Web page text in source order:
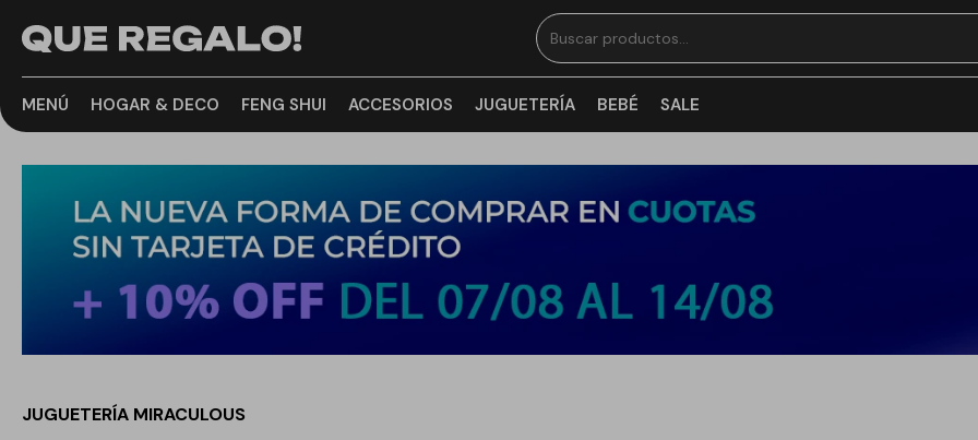
MENÚ HOGAR & DECO FENG SHUI ACCESORIOS JUGUETERÍA BEBÉ SALE
JUGUETERÍA MIRACULOUS